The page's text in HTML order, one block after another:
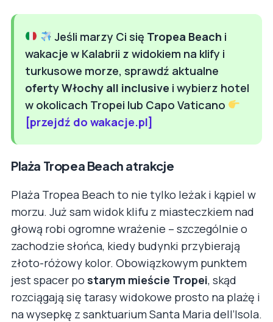
Jeśli marzy Ci się Tropea Beach i
wakacje w Kalabrii z widokiem na klify i
turkusowe morze, sprawdź aktualne
oferty Włochy all inclusive i wybierz hotel
w okolicach Tropei lub Capo Vaticano
[przejdź do wakacje.pl]
Plaża Tropea Beach atrakcje
Plaża Tropea Beach to nie tylko leżak i kąpiel w
morzu. Już sam widok klifu z miasteczkiem nad
głową robi ogromne wrażenie – szczególnie o
zachodzie słońca, kiedy budynki przybierają
złoto-różowy kolor. Obowiązkowym punktem
jest spacer po starym mieście Tropei, skąd
rozciągają się tarasy widokowe prosto na plażę i
na wysepkę z sanktuarium Santa Maria dell’Isola.